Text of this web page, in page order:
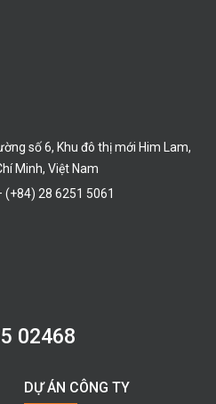
số 6, Khu đô thị mới Him Lam,
Minh, Việt Nam
(+84) 28 6251 5061
02468
DỰ ÁN CÔNG TY